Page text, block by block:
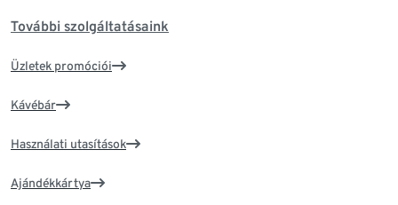
További szolgáltatásaink
Üzletek promóciói
Kávébár
Használati utasítások
Ajándékkártya